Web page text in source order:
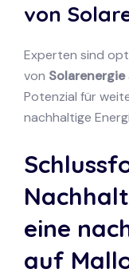
von
Experten sind
von Solarenergie
Potenzial für
nachhaltige
eine
auf